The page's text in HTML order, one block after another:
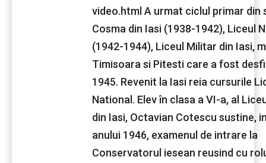
video.html A urmat ciclul primar din
Cosma din Iasi (1938-1942), Liceul
(1942-1944), Liceul Militar din Iasi,
Timisoara si Pitesti care a fost
1945. Revenit la Iasi reia cursurile
National. Elev în clasa a VI-a, al
din Iasi, Octavian Cotescu sustine,
anului 1946, examenul de intrare la
Conservatorul iesean reusind cu